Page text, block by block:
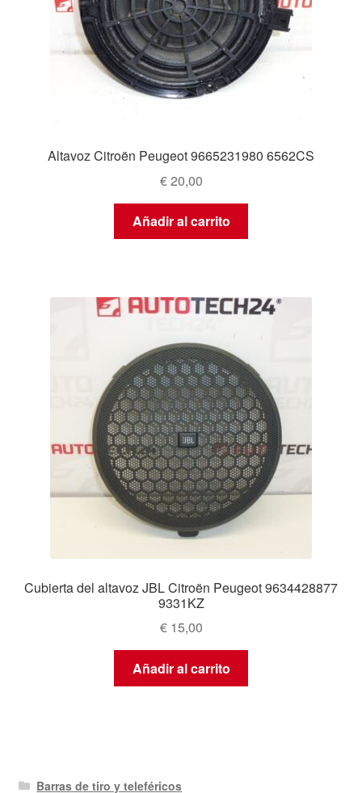
Altavoz Citroën Peugeot 9665231980 6562CS
€20,00
Añadir al carrito
Cubierta del altavoz JBL Citroën Peugeot 9634428877
9331KZ
€15,00
Añadir al carrito
Barras de tiro y teleféricos